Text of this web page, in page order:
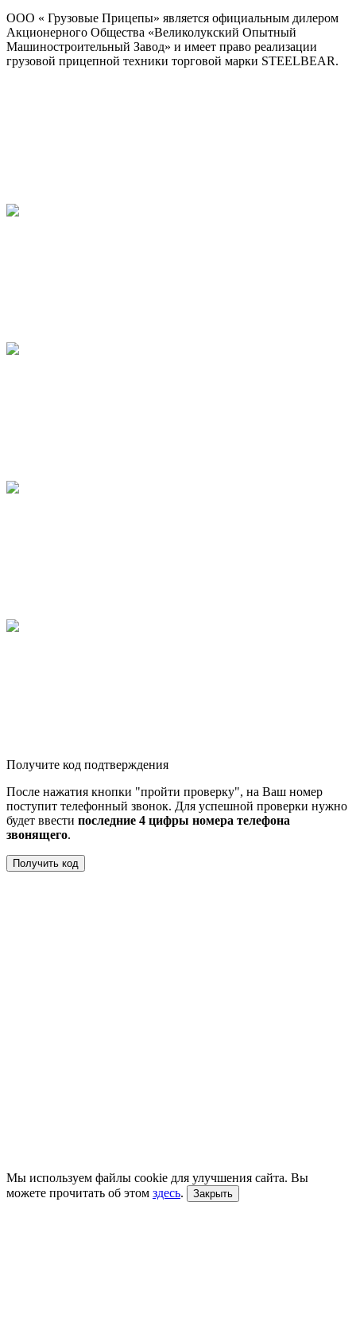
ООО « Грузовые Прицепы» является официальным дилером
Акционерного Общества «Великолукский Опытный
Машиностроительный Завод» и имеет право реализации
грузовой прицепной техники торговой марки STEELBEAR.
Получите код подтверждения
После нажатия кнопки "пройти проверку", на Ваш номер
поступит телефонный звонок. Для успешной проверки нужно
будет ввести последние 4 цифры номера телефона
звонящего.
Получить код
Мы используем файлы cookie для улучшения сайта. Вы
можете прочитать об этом здесь. Закрыть